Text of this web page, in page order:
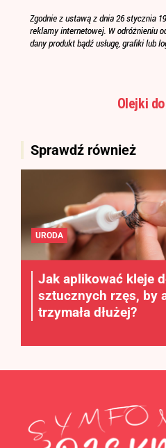
Olejki
Sprawdź również
URODA
Jak aplikować kleje
sztucznych rzęs, by
trzymała dłużej?